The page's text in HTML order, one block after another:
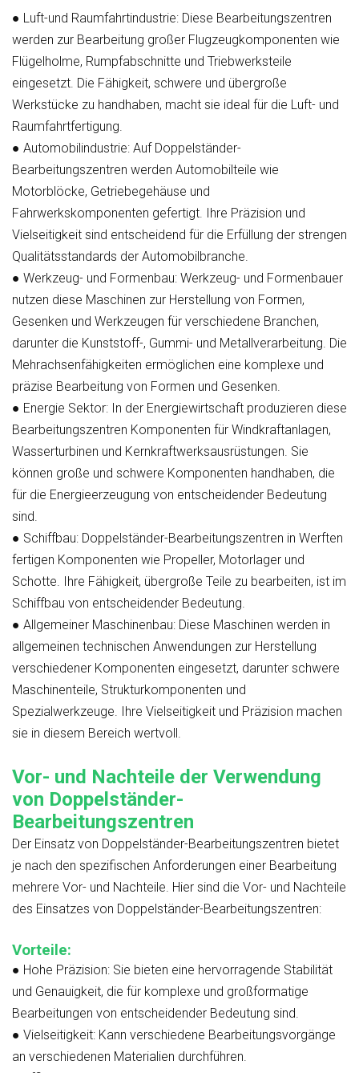
● Luft-und Raumfahrtindustrie: Diese Bearbeitungszentren
werden zur Bearbeitung großer Flugzeugkomponenten wie
Flügelholme, Rumpfabschnitte und Triebwerksteile
eingesetzt. Die Fähigkeit, schwere und übergroße
Werkstücke zu handhaben, macht sie ideal für die Luft- und
Raumfahrtfertigung.
● Automobilindustrie: Auf Doppelständer-
Bearbeitungszentren werden Automobilteile wie
Motorblöcke, Getriebegehäuse und
Fahrwerkskomponenten gefertigt. Ihre Präzision und
Vielseitigkeit sind entscheidend für die Erfüllung der strengen
Qualitätsstandards der Automobilbranche.
● Werkzeug- und Formenbau: Werkzeug- und Formenbauer
nutzen diese Maschinen zur Herstellung von Formen,
Gesenken und Werkzeugen für verschiedene Branchen,
darunter die Kunststoff-, Gummi- und Metallverarbeitung. Die
Mehrachsenfähigkeiten ermöglichen eine komplexe und
präzise Bearbeitung von Formen und Gesenken.
● Energie Sektor: In der Energiewirtschaft produzieren diese
Bearbeitungszentren Komponenten für Windkraftanlagen,
Wasserturbinen und Kernkraftwerksausrüstungen. Sie
können große und schwere Komponenten handhaben, die
für die Energieerzeugung von entscheidender Bedeutung
sind.
● Schiffbau: Doppelständer-Bearbeitungszentren in Werften
fertigen Komponenten wie Propeller, Motorlager und
Schotte. Ihre Fähigkeit, übergroße Teile zu bearbeiten, ist im
Schiffbau von entscheidender Bedeutung.
● Allgemeiner Maschinenbau: Diese Maschinen werden in
allgemeinen technischen Anwendungen zur Herstellung
verschiedener Komponenten eingesetzt, darunter schwere
Maschinenteile, Strukturkomponenten und
Spezialwerkzeuge. Ihre Vielseitigkeit und Präzision machen
sie in diesem Bereich wertvoll.
Vor- und Nachteile der Verwendung
von Doppelständer-
Bearbeitungszentren
Der Einsatz von Doppelständer-Bearbeitungszentren bietet
je nach den spezifischen Anforderungen einer Bearbeitung
mehrere Vor- und Nachteile. Hier sind die Vor- und Nachteile
des Einsatzes von Doppelständer-Bearbeitungszentren:
Vorteile:
● Hohe Präzision: Sie bieten eine hervorragende Stabilität
und Genauigkeit, die für komplexe und großformatige
Bearbeitungen von entscheidender Bedeutung sind.
● Vielseitigkeit: Kann verschiedene Bearbeitungsvorgänge
an verschiedenen Materialien durchführen.